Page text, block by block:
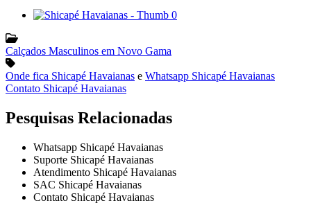
Calçados Masculinos em Novo Gama
Onde fica Shicapé Havaianas e Whatsapp Shicapé Havaianas
Contato Shicapé Havaianas
Pesquisas Relacionadas
Whatsapp Shicapé Havaianas
Suporte Shicapé Havaianas
Atendimento Shicapé Havaianas
SAC Shicapé Havaianas
Contato Shicapé Havaianas